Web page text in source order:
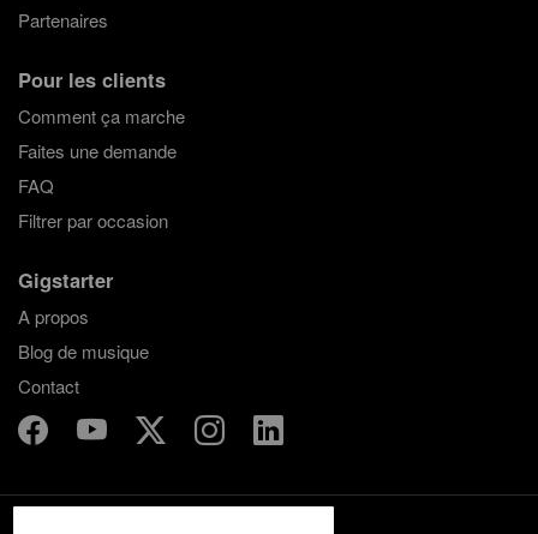
Partenaires
Pour les clients
Comment ça marche
Faites une demande
FAQ
Filtrer par occasion
Gigstarter
A propos
Blog de musique
Contact